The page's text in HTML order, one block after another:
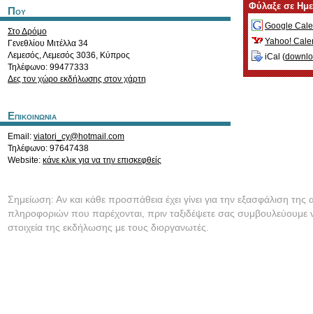
Που
Στο Δρόμο
Γενεθλίου Μιτέλλα 34
Λεμεσός,Λεμεσός 3036, Κύπρος
Τηλέφωνο: 99477333
Δες τον χώρο εκδήλωσης στον χάρτη
Επικοινωνια
Email: viatori_cy@hotmail.com
Τηλέφωνο: 97647438
Website: κάνε κλικ για να την επισκεφθείς
Φύλαξε σε
Google
Yahoo!
iCal (
Σημείωση: Αν και κάθε προσπάθεια έχει γίνει για την εξασφάλιση της
πληροφοριών που παρέχονται, πριν ταξιδέψετε σας συμβουλεύουμε
στοιχεία της εκδήλωσης με τους διοργανωτές.